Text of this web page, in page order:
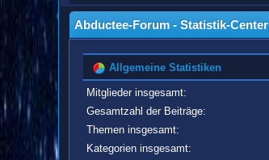
Abductee-Forum - Statistik-Center
Allgemeine Statistiken
Mitglieder insgesamt:
Gesamtzahl der Beiträge:
Themen insgesamt:
Kategorien insgesamt: